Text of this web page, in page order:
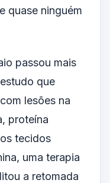
quase ninguém
passou mais
que
lesões na
proteína
tecidos
uma terapia
a retomada